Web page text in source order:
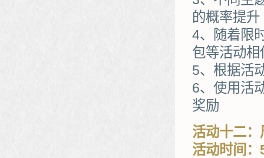
的概率提升
4、随着限
包等活动相
5、根据活
6、使用活
奖励
活动十二
活动时间